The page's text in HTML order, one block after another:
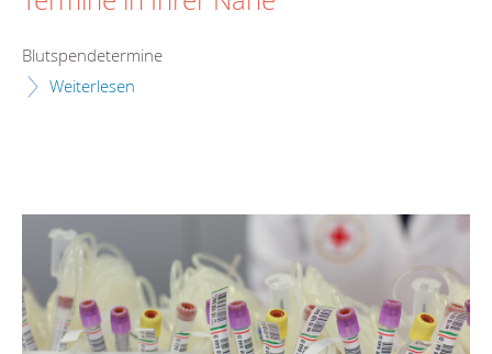
Blutspendetermine
Weiterlesen